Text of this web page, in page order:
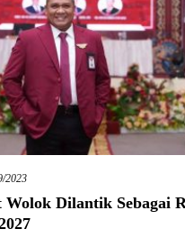
2023
Dilantik Sebagai